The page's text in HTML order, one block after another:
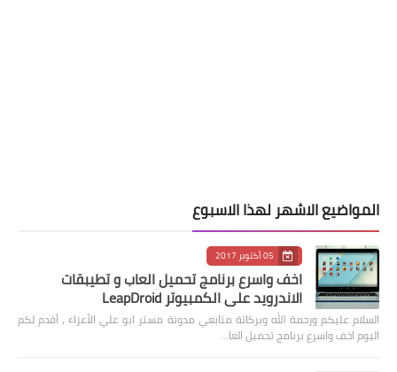
المواضيع الاشهر لهذا الاسبوع
05 أكتوبر 2017
اخف واسرع برنامج تحميل العاب و تطيبقات
الاندرويد على الكمبيوتر LeapDroid
السلام عليكم ورحمة الله وبركاتة متابعي مدونة مستر ابو علي الأعزاء ، أقدم لكم
اليوم اخف واسرع برنامج تحميل العا…